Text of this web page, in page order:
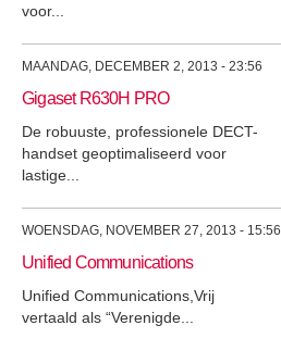
voor...
MAANDAG, DECEMBER 2, 2013 - 23:56
Gigaset R630H PRO
De robuuste, professionele DECT-
handset geoptimaliseerd voor
lastige...
WOENSDAG, NOVEMBER 27, 2013 - 15:56
Unified Communications
Unified Communications,Vrij
vertaald als “Verenigde...